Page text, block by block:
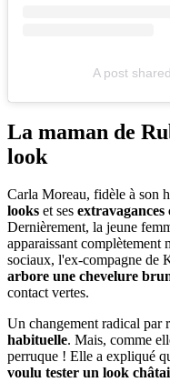
A post
La maman de
look
Carla Moreau, fidèle à son
looks et ses extravagances
Dernièrement, la jeune
apparaissant complètement
sociaux, l'ex-compagne de
arbore une chevelure
contact vertes.
Un changement radical par
habituelle. Mais, comme
perruque ! Elle a expliqué
voulu tester un look